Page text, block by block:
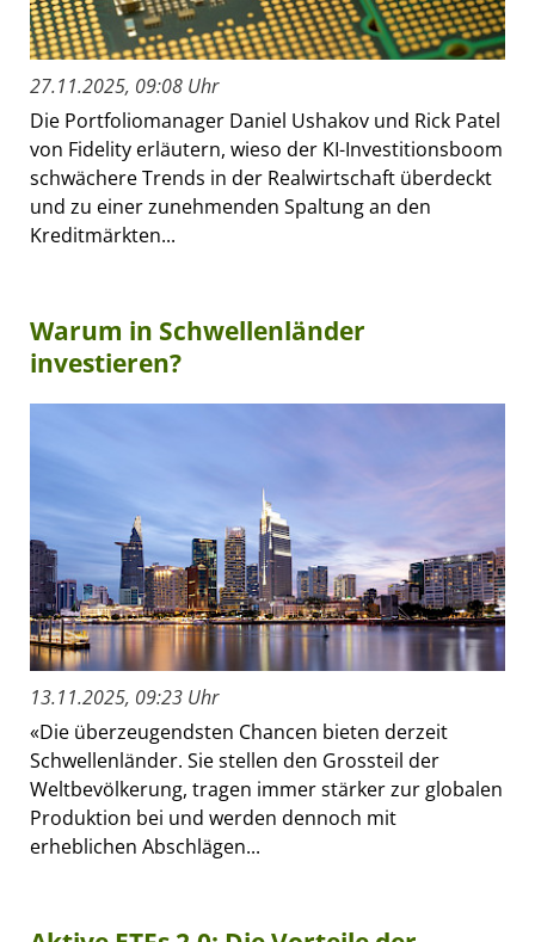
27.11.2025, 09:08 Uhr
Die Portfoliomanager Daniel Ushakov und Rick Patel
von Fidelity erläutern, wieso der KI-Investitionsboom
schwächere Trends in der Realwirtschaft überdeckt
und zu einer zunehmenden Spaltung an den
Kreditmärkten...
Warum in Schwellenländer
investieren?
13.11.2025, 09:23 Uhr
«Die überzeugendsten Chancen bieten derzeit
Schwellenländer. Sie stellen den Grossteil der
Weltbevölkerung, tragen immer stärker zur globalen
Produktion bei und werden dennoch mit
erheblichen Abschlägen...